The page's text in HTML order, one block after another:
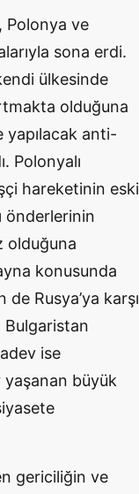
Polonya ve
sona erdi.
ülkesinde
olduğuna
yapılacak anti-
Polonyalı
hareketinin eski
önderlerinin
olduğuna
konusunda
de Rusya’ya karşı
Bulgaristan
ise
yaşanan büyük
gericiliğin ve